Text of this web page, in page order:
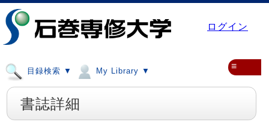
ログイン
目録検索 ▼ My Library ▼ ≡
書誌詳細